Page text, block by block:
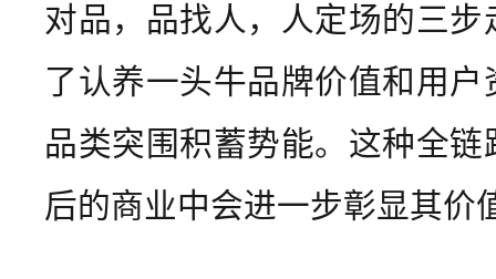
对品，品找人，人定场的三
了认养一头牛品牌价值和用
品类突围积蓄势能。这种全
后的商业中会进一步彰显其价